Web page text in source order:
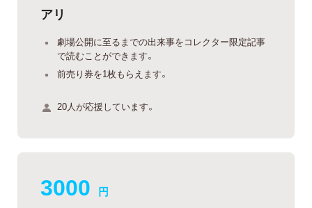
アリ
劇場公開に至るまでの出来事をコレクター限定記事
で読むことができます。
前売り券を1枚もらえます。
20人が応援しています。
3000 円